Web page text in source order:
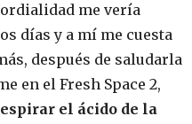
me vería
días y a mí me cuesta
después de saludarla
en el Fresh Space 2,
el ácido de la